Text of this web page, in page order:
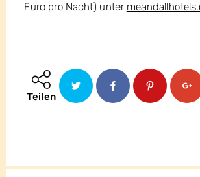
Euro pro Nacht) unter
Teilen